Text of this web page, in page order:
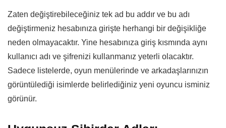
Zaten değiştirebileceğiniz tek ad bu addır ve bu adı
değiştirmeniz hesabınıza girişte herhangi bir değişikliğe
neden olmayacaktır. Yine hesabınıza giriş kısmında aynı
kullanıcı adı ve şifrenizi kullanmanız yeterli olacaktır.
Sadece listelerde, oyun menülerinde ve arkadaşlarınızın
görüntülediği isimlerde belirlediğiniz yeni oyuncu isminiz
görünür.